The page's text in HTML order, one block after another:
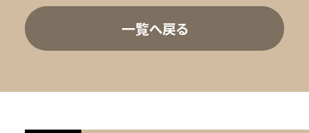
一覧へ戻る